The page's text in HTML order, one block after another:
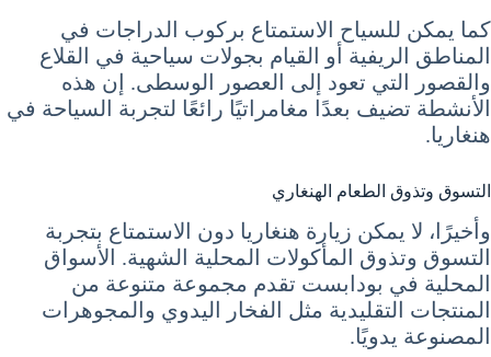
كما يمكن للسياح الاستمتاع بركوب الدراجات في
المناطق الريفية أو القيام بجولات سياحية في القلاع
والقصور التي تعود إلى العصور الوسطى. إن هذه
الأنشطة تضيف بعدًا مغامراتيًا رائعًا لتجربة السياحة في
هنغاريا.
التسوق وتذوق الطعام الهنغاري
وأخيرًا، لا يمكن زيارة هنغاريا دون الاستمتاع بتجربة
التسوق وتذوق المأكولات المحلية الشهية. الأسواق
المحلية في بودابست تقدم مجموعة متنوعة من
المنتجات التقليدية مثل الفخار اليدوي والمجوهرات
المصنوعة يدويًا.